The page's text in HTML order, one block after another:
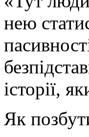
нею
історії,
Як